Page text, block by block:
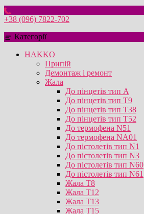
+38 (096) 7822-702
Категорії
HAKKO
Припій
Демонтаж і ремонт
Жала
До пінцетів тип А
До пінцетів тип T9
До пінцетів тип T38
До пінцетів тип T52
До термофена N51
До термофена NA01
До пістолетів тип N1
До пістолетів тип N3
До пістолетів тип N60
До пістолетів тип N61
Жала T8
Жала T12
Жала T13
Жала T15